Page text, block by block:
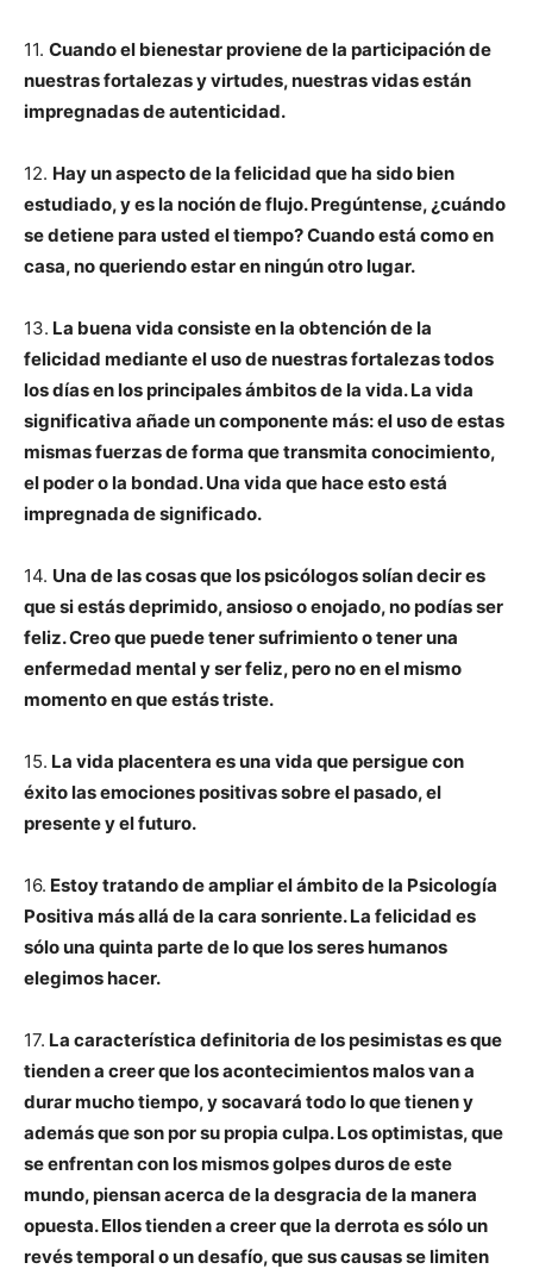
11. Cuando el bienestar proviene de la participación de
nuestras fortalezas y virtudes, nuestras vidas están
impregnadas de autenticidad.
12. Hay un aspecto de la felicidad que ha sido bien
estudiado, y es la noción de flujo. Pregúntense, ¿cuándo
se detiene para usted el tiempo? Cuando está como en
casa, no queriendo estar en ningún otro lugar.
13. La buena vida consiste en la obtención de la
felicidad mediante el uso de nuestras fortalezas todos
los días en los principales ámbitos de la vida. La vida
significativa añade un componente más: el uso de estas
mismas fuerzas de forma que transmita conocimiento,
el poder o la bondad. Una vida que hace esto está
impregnada de significado.
14. Una de las cosas que los psicólogos solían decir es
que si estás deprimido, ansioso o enojado, no podías ser
feliz. Creo que puede tener sufrimiento o tener una
enfermedad mental y ser feliz, pero no en el mismo
momento en que estás triste.
15. La vida placentera es una vida que persigue con
éxito las emociones positivas sobre el pasado, el
presente y el futuro.
16. Estoy tratando de ampliar el ámbito de la Psicología
Positiva más allá de la cara sonriente. La felicidad es
sólo una quinta parte de lo que los seres humanos
elegimos hacer.
17. La característica definitoria de los pesimistas es que
tienden a creer que los acontecimientos malos van a
durar mucho tiempo, y socavará todo lo que tienen y
además que son por su propia culpa. Los optimistas, que
se enfrentan con los mismos golpes duros de este
mundo, piensan acerca de la desgracia de la manera
opuesta. Ellos tienden a creer que la derrota es sólo un
revés temporal o un desafío, que sus causas se limiten